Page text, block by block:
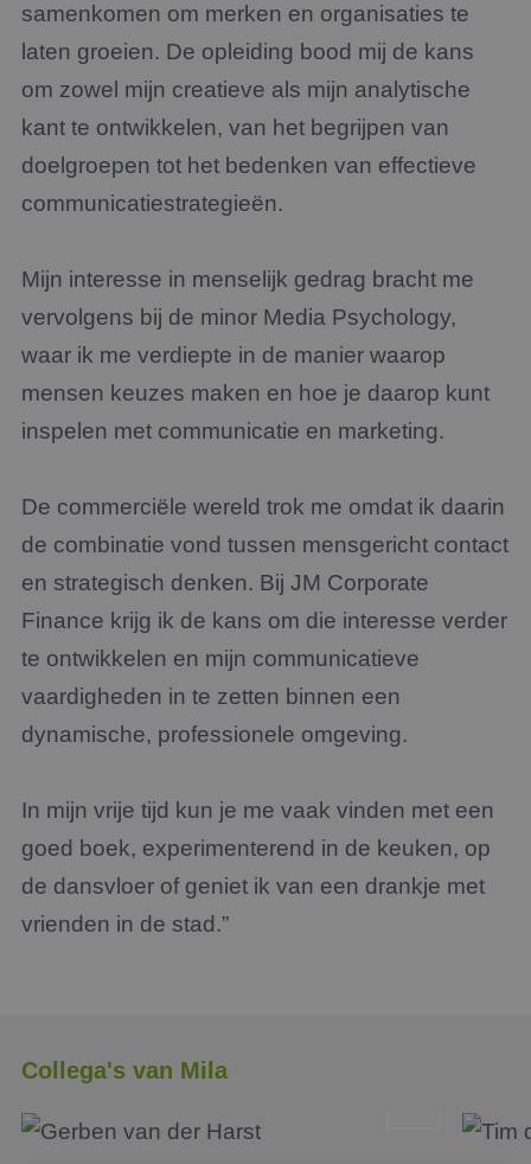
samenkomen om merken en organisaties te
laten groeien. De opleiding bood mij de kans
om zowel mijn creatieve als mijn analytische
kant te ontwikkelen, van het begrijpen van
doelgroepen tot het bedenken van effectieve
communicatiestrategieën.
Mijn interesse in menselijk gedrag bracht me
vervolgens bij de minor Media Psychology,
waar ik me verdiepte in de manier waarop
mensen keuzes maken en hoe je daarop kunt
inspelen met communicatie en marketing.
De commerciële wereld trok me omdat ik daarin
de combinatie vond tussen mensgericht contact
en strategisch denken. Bij JM Corporate
Finance krijg ik de kans om die interesse verder
te ontwikkelen en mijn communicatieve
vaardigheden in te zetten binnen een
dynamische, professionele omgeving.
In mijn vrije tijd kun je me vaak vinden met een
goed boek, experimenterend in de keuken, op
de dansvloer of geniet ik van een drankje met
vrienden in de stad.”
Collega's van Mila